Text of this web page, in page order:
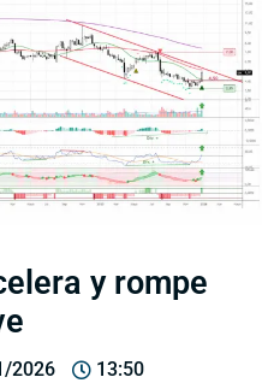
y rompe
2026 13:50